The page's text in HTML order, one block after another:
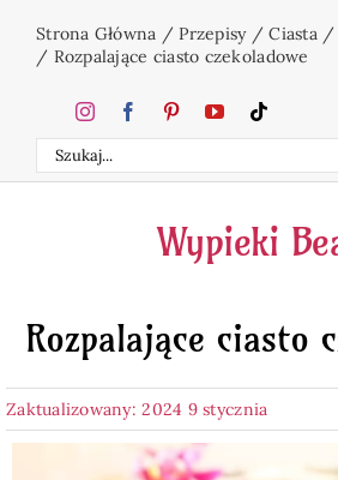
zawartości
Strona Główna /Przepisy/Ciasta/
/ Rozpalające ciasto czekoladowe
Szukaj
Wypieki
Rozpalające ciasto
Zaktualizowany: 2024 9 stycznia